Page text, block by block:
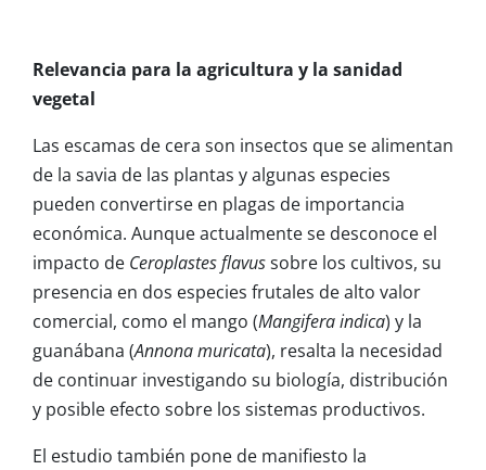
Relevancia para la agricultura y la sanidad
vegetal
Las escamas de cera son insectos que se alimentan
de la savia de las plantas y algunas especies
pueden convertirse en plagas de importancia
económica. Aunque actualmente se desconoce el
impacto de Ceroplastes flavussobre los cultivos, su
presencia en dos especies frutales de alto valor
comercial, como el mango (Mangifera indica) y la
guanábana (Annona muricata), resalta la necesidad
de continuar investigando su biología, distribución
y posible efecto sobre los sistemas productivos.
El estudio también pone de manifiesto la